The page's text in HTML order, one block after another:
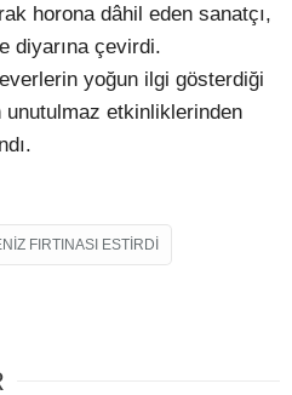
horona dâhil eden sanatçı,
diyarına çevirdi.
yoğun ilgi gösterdiği
etkinliklerinden
FIRTINASI ESTIRDI